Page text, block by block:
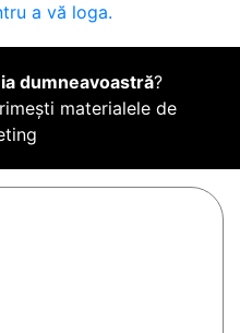
a vă loga.
dumneavoastră?
materialele de